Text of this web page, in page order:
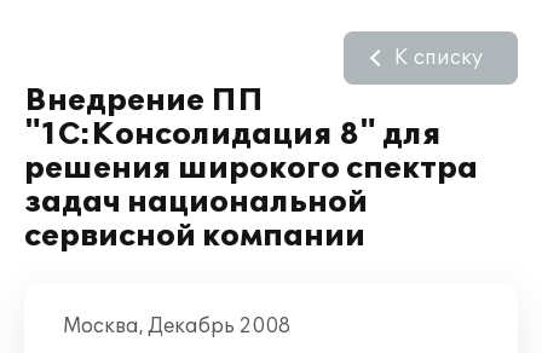
Внедрение ПП
"1С:Консолидация 8" для
решения широкого спектра
задач национальной
сервисной компании
К списку
Москва, Декабрь 2008